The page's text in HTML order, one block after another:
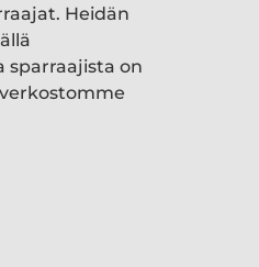
Heidän
sparraajista on